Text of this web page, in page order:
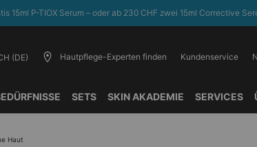
15ml P-TIOX Serum – oder ab 230 CHF zwei 15ml Corrective
(DE) Hautpflege-Experten finden Kundenservice
SETS SKIN AKADEMIE SERVICES
Haut